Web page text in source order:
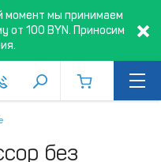
момент мы принимаем
от 100 BYN. Приносим
без